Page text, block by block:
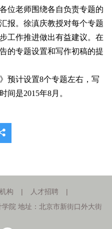
位老师围绕各自负责专题的
报。徐滇庆教授对每个专题
工作推进做出有益建议。在
的专题设置和写作初稿的提
预计设置8个专题左右，写
间是2015年8月。
构 | 人才招聘
|
院 地址：北京市新街口外大街